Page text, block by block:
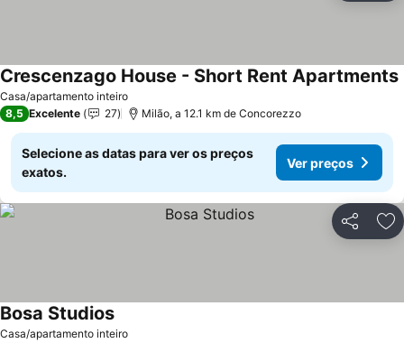
Casa/apartamento inteiro
Crescenzago House - Short Rent Apartments
8,5 Excelente 27 Milão, a 12.1 km de Concorezzo
Selecione as datas para ver os preços
exatos.
Ver preços
Partilhar
Casa/apartamento inteiro
Bosa Studios